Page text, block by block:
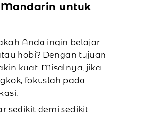
Mandarin untuk
Anda ingin belajar
hobi? Dengan tujuan
kuat. Misalnya, jika
fokuslah pada
sedikit demi sedikit